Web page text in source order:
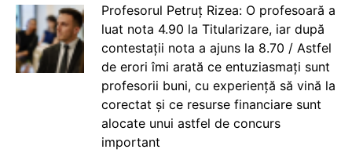
Profesorul Petruț Rizea: O profesoară a
luat nota 4.90 la Titularizare, iar după
contestații nota a ajuns la 8.70 / Astfel
de erori îmi arată ce entuziasmați sunt
profesorii buni, cu experiență să vină la
corectat și ce resurse financiare sunt
alocate unui astfel de concurs
important